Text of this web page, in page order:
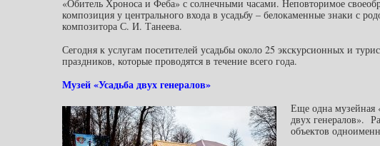
«Обитель Хроноса и Феба» с солнечными часами. Неповторимое
композиция у центрального входа в усадьбу – белокаменные знаки с
композитора С. И. Танеева.
Сегодня к услугам посетителей усадьбы около 25 экскурсионных и
праздников, которые проводятся в течение всего года.
Музей «Усадьба двух генералов»
Еще одна музейная
двух генералов».
объектов